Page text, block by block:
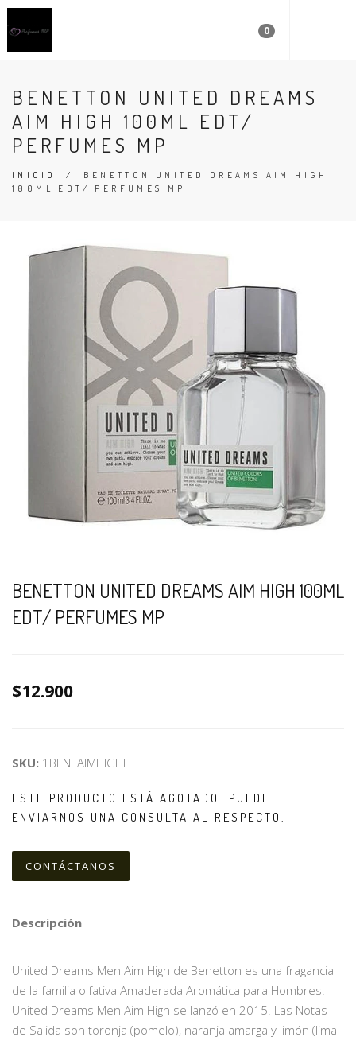
0
BENETTON UNITED DREAMS
AIM HIGH 100ML EDT/
PERFUMES MP
INICIO / BENETTON UNITED DREAMS AIM HIGH
100ML EDT/ PERFUMES MP
BENETTON UNITED DREAMS AIM HIGH 100ML
EDT/ PERFUMES MP
$12.900
SKU: 1BENEAIMHIGHH
ESTE PRODUCTO ESTÁ AGOTADO. PUEDE
ENVIARNOS UNA CONSULTA AL RESPECTO.
CONTÁCTANOS
Descripción
United Dreams Men Aim High de Benetton es una fragancia
de la familia olfativa Amaderada Aromática para Hombres.
United Dreams Men Aim High se lanzó en 2015. Las Notas
de Salida son toronja (pomelo), naranja amarga y limón (lima